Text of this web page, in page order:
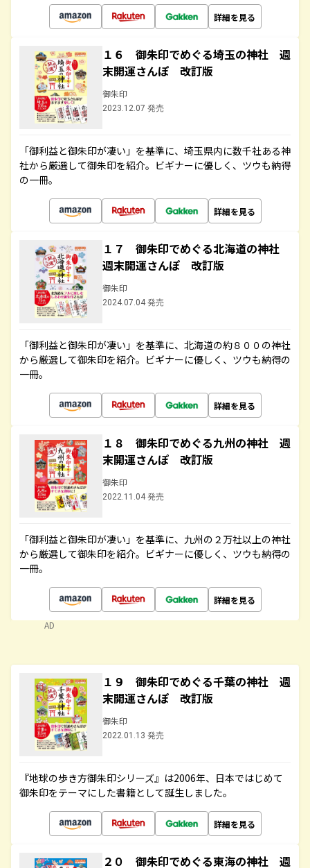
詳細を見る
１６ 御朱印でめぐる埼玉の神社 週
末開運さんぽ 改訂版
御朱印
2023.12.07 発売
「御利益と御朱印が凄い」を基準に、埼玉県内に数千社ある神
社から厳選して御朱印を紹介。ビギナーに優しく、ツウも納得
の一冊。
詳細を見る
１７ 御朱印でめぐる北海道の神社
週末開運さんぽ 改訂版
御朱印
2024.07.04 発売
「御利益と御朱印が凄い」を基準に、北海道の約８００の神社
から厳選して御朱印を紹介。ビギナーに優しく、ツウも納得の
一冊。
詳細を見る
１８ 御朱印でめぐる九州の神社 週
末開運さんぽ 改訂版
御朱印
2022.11.04 発売
「御利益と御朱印が凄い」を基準に、九州の２万社以上の神社
から厳選して御朱印を紹介。ビギナーに優しく、ツウも納得の
一冊。
詳細を見る
AD
１９ 御朱印でめぐる千葉の神社 週
末開運さんぽ 改訂版
御朱印
2022.01.13 発売
『地球の歩き方御朱印シリーズ』は2006年、日本ではじめて
御朱印をテーマにした書籍として誕生しました。
詳細を見る
２０ 御朱印でめぐる東海の神社 週